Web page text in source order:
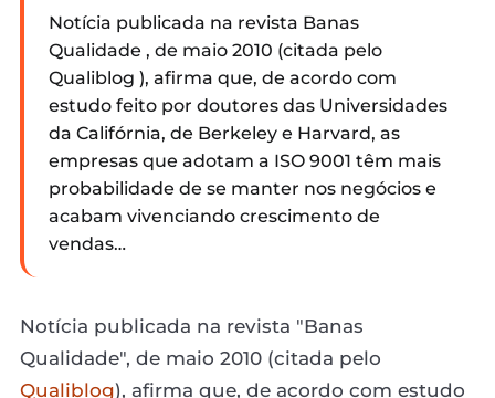
Notícia publicada na revista Banas
Qualidade , de maio 2010 (citada pelo
Qualiblog ), afirma que, de acordo com
estudo feito por doutores das Universidades
da Califórnia, de Berkeley e Harvard, as
empresas que adotam a ISO 9001 têm mais
probabilidade de se manter nos negócios e
acabam vivenciando crescimento de
vendas…
Notícia publicada na revista "Banas
Qualidade", de maio 2010 (citada pelo
Qualiblog), afirma que, de acordo com estudo